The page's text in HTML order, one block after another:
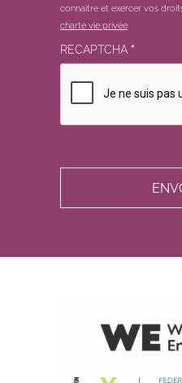
connaitre et exercer vos
charte vie privée
RECAPTCHA *